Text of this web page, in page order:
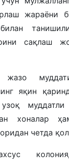
жараёни
сақлаш
жазо
яқин
муддатли
хоналар
четда